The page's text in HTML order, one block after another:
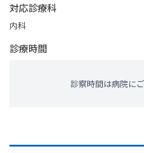
対応診療科
内科
診療時間
診察時間は病院に